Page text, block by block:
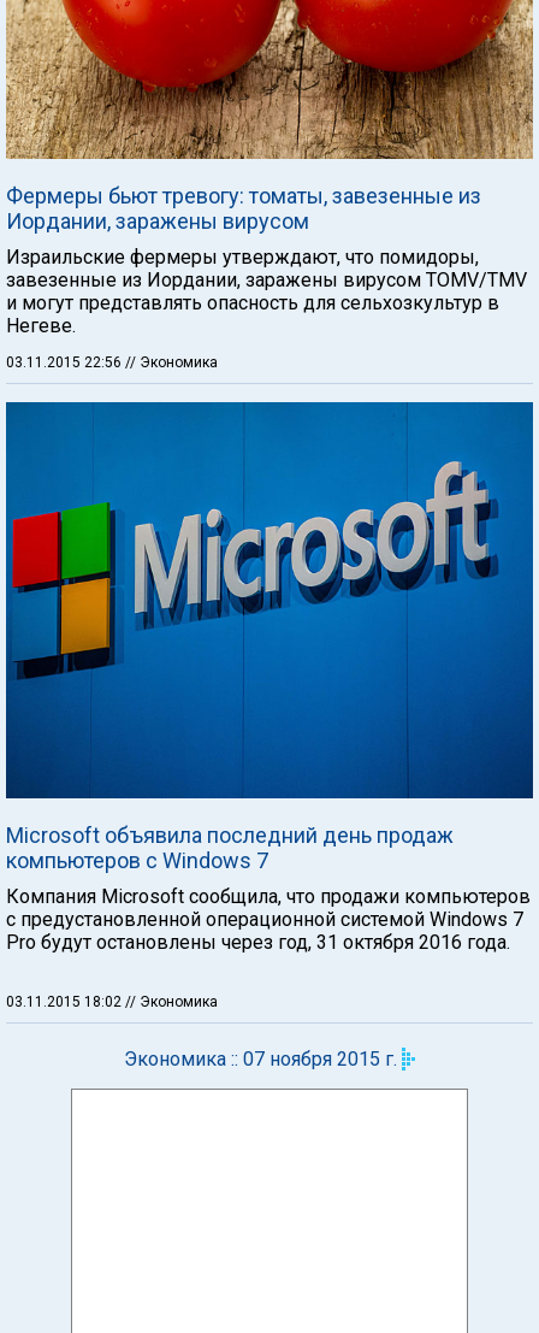
Фермеры бьют тревогу: томаты, завезенные из
Иордании, заражены вирусом
Израильские фермеры утверждают, что помидоры,
завезенные из Иордании, заражены вирусом TOMV/TMV
и могут представлять опасность для сельхозкультур в
Негеве.
03.11.2015 22:56 // Экономика
Microsoft объявила последний день продаж
компьютеров с Windows 7
Компания Microsoft сообщила, что продажи компьютеров
с предустановленной операционной системой Windows 7
Pro будут остановлены через год, 31 октября 2016 года.
03.11.2015 18:02 // Экономика
Экономика :: 07 ноября 2015 г.